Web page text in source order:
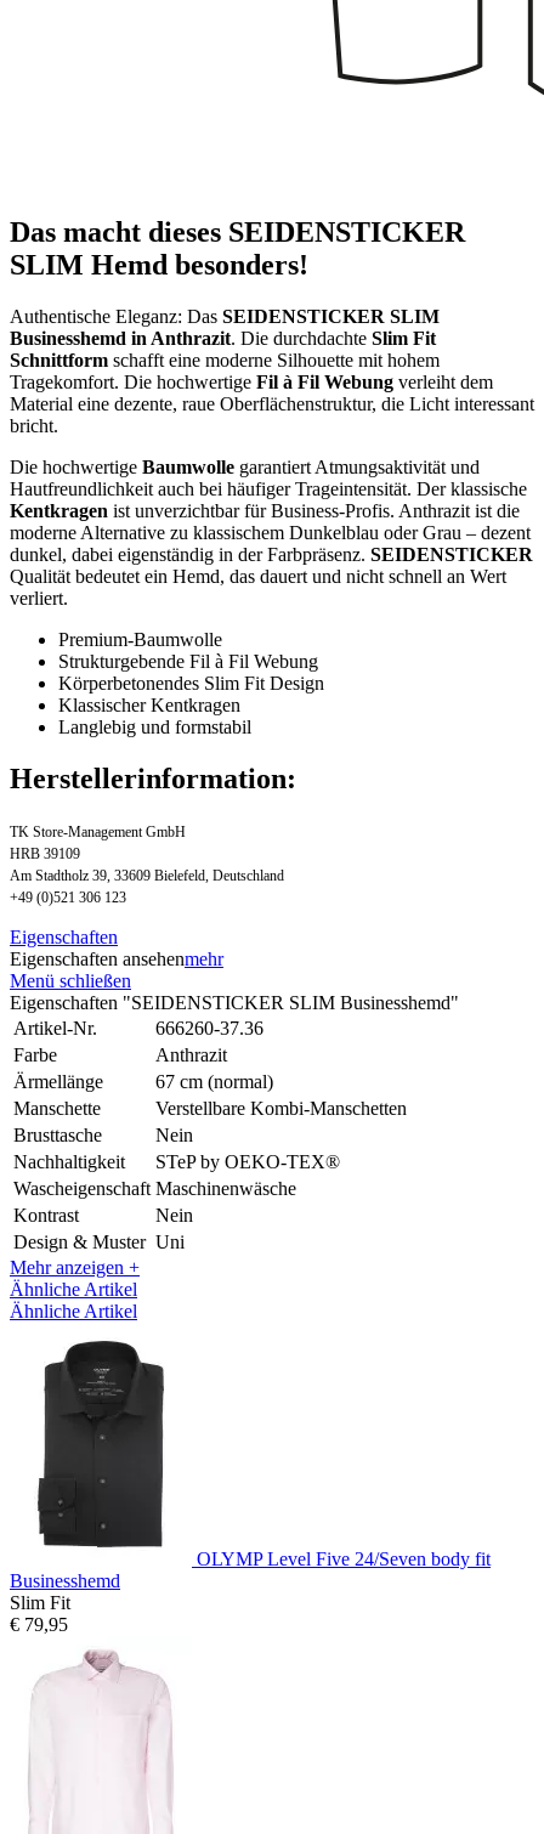
Das macht dieses SEIDENSTICKER
SLIM Hemd besonders!
Authentische Eleganz: Das SEIDENSTICKER SLIM
Businesshemd in Anthrazit. Die durchdachte Slim Fit
Schnittform schafft eine moderne Silhouette mit hohem
Tragekomfort. Die hochwertige Fil à Fil Webung verleiht dem
Material eine dezente, raue Oberflächenstruktur, die Licht interessant
bricht.
Die hochwertige Baumwolle garantiert Atmungsaktivität und
Hautfreundlichkeit auch bei häufiger Trageintensität. Der klassische
Kentkragen ist unverzichtbar für Business-Profis. Anthrazit ist die
moderne Alternative zu klassischem Dunkelblau oder Grau – dezent
dunkel, dabei eigenständig in der Farbpräsenz. SEIDENSTICKER
Qualität bedeutet ein Hemd, das dauert und nicht schnell an Wert
verliert.
Premium-Baumwolle
Strukturgebende Fil à Fil Webung
Körperbetonendes Slim Fit Design
Klassischer Kentkragen
Langlebig und formstabil
Herstellerinformation:
TK Store-Management GmbH
HRB 39109
Am Stadtholz 39, 33609 Bielefeld, Deutschland
+49 (0)521 306 123
Eigenschaften
Eigenschaften ansehenmehr
Menü schließen
Eigenschaften "SEIDENSTICKER SLIM Businesshemd"
Artikel-Nr.
666260-37.36
Farbe
Anthrazit
Ärmellänge
67 cm (normal)
Manschette
Verstellbare Kombi-Manschetten
Brusttasche
Nein
Nachhaltigkeit
STeP by OEKO-TEX®
Wascheigenschaft Maschinenwäsche
Kontrast
Nein
Design & Muster Uni
Mehr anzeigen +
Ähnliche Artikel
Ähnliche Artikel
OLYMP Level Five 24/Seven body fit
Businesshemd
Slim Fit
€ 79,95